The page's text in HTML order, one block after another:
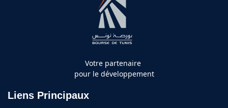
Votre partenaire
pour le développement
Liens Principaux